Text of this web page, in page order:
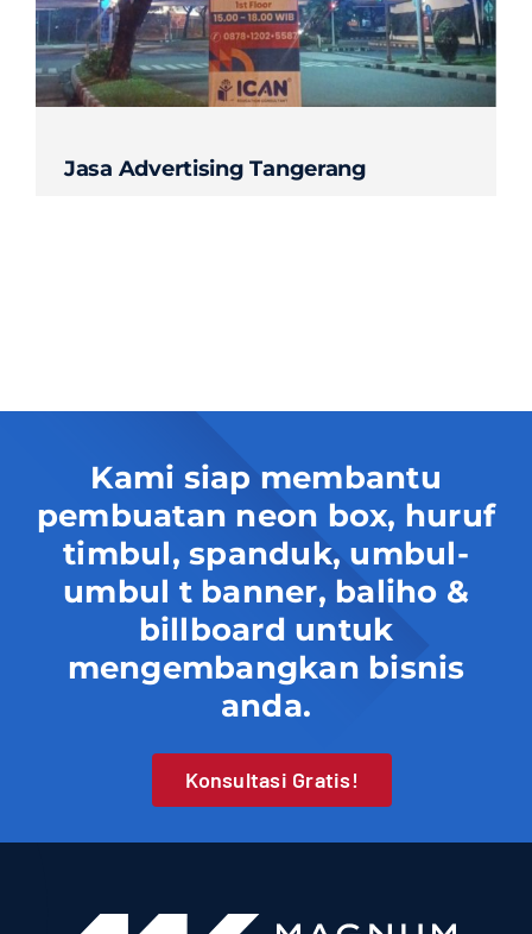
Contact
Jasa Advertising Tangerang
Kami siap membantu
pembuatan neon box, huruf
timbul, spanduk, umbul-
umbul t banner, baliho &
billboard untuk
mengembangkan bisnis
anda.
Konsultasi Gratis!